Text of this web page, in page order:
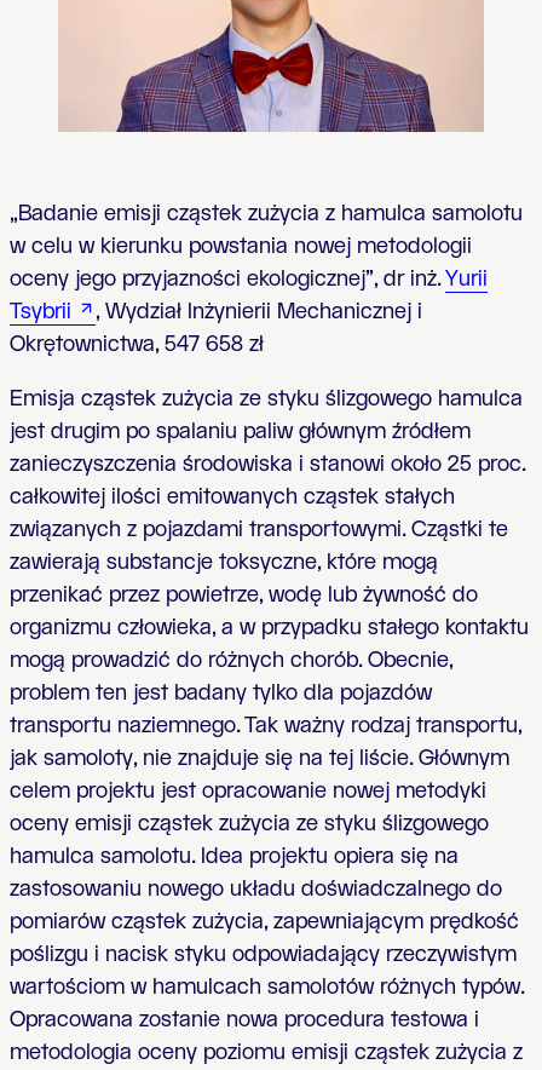
„Badanie emisji cząstek zużycia z hamulca samolotu
w celu w kierunku powstania nowej metodologii
oceny jego przyjazności ekologicznej”, dr inż.Yurii
Tsybrii
, Wydział Inżynierii Mechanicznej i
Okrętownictwa, 547 658 zł
Emisja cząstek zużycia ze styku ślizgowego hamulca
jest drugim po spalaniu paliw głównym źródłem
zanieczyszczenia środowiska i stanowi około 25 proc.
całkowitej ilości emitowanych cząstek stałych
związanych z pojazdami transportowymi. Cząstki te
zawierają substancje toksyczne, które mogą
przenikać przez powietrze, wodę lub żywność do
organizmu człowieka, a w przypadku stałego kontaktu
mogą prowadzić do różnych chorób. Obecnie,
problem ten jest badany tylko dla pojazdów
transportu naziemnego. Tak ważny rodzaj transportu,
jak samoloty, nie znajduje się na tej liście. Głównym
celem projektu jest opracowanie nowej metodyki
oceny emisji cząstek zużycia ze styku ślizgowego
hamulca samolotu. Idea projektu opiera się na
zastosowaniu nowego układu doświadczalnego do
pomiarów cząstek zużycia, zapewniającym prędkość
poślizgu i nacisk styku odpowiadający rzeczywistym
wartościom w hamulcach samolotów różnych typów.
Opracowana zostanie nowa procedura testowa i
metodologia oceny poziomu emisji cząstek zużycia z